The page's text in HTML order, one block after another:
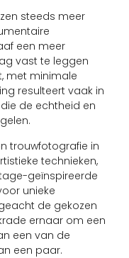
steeds meer
een meer
vast te leggen
met minimale
resulteert vaak in
de echtheid en
trouwfotografie in
technieken,
geïnspireerde
unieke
de gekozen
ernaar om een
een van de
een paar.